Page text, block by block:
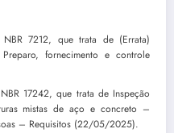
NBR 7212, que trata de (Errata)
fornecimento e controle
17242, que trata de Inspeção
mistas de aço e concreto –
– Requisitos (22/05/2025).